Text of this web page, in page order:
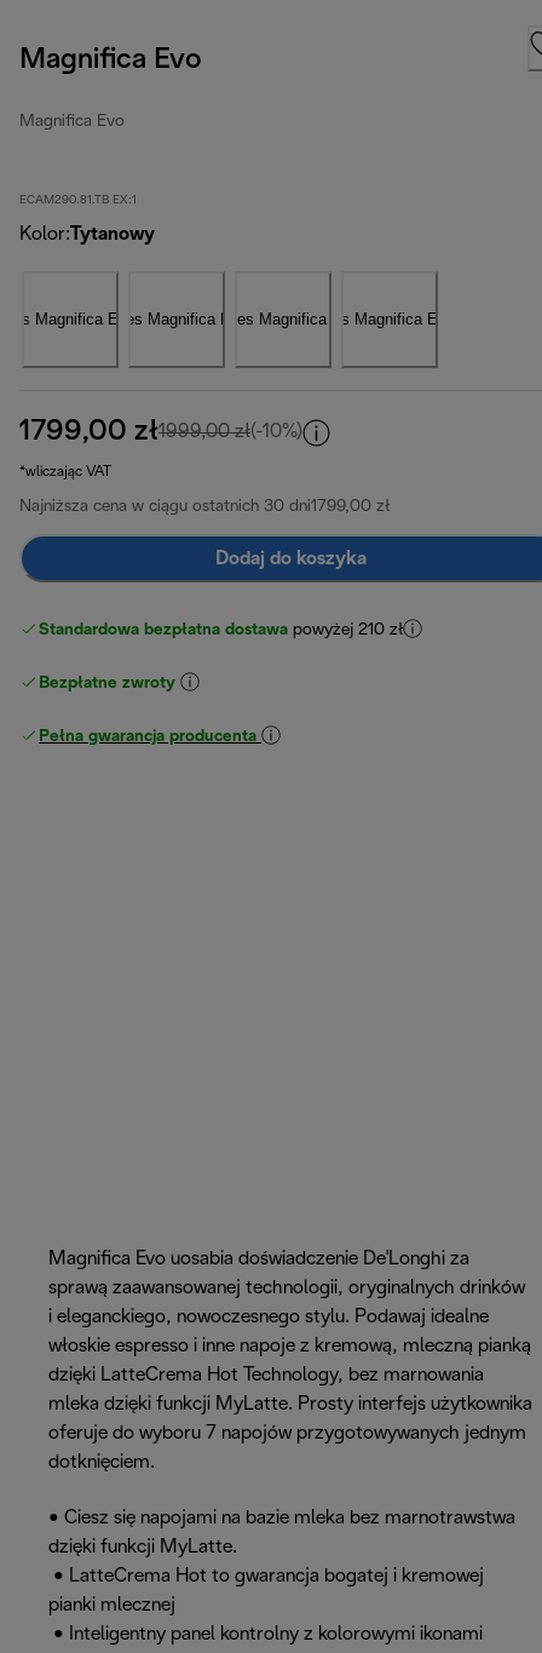
Magnifica Evo
Magnifica Evo
ECAM290.81.TB EX:1
Kolor: Tytanowy
1799,00 zł1999,00 złcena oryginalna 1999,00 zł
(-10%)
*wliczając VAT
Najniższa cena w ciągu ostatnich 30 dni1799,00 zł
Dodaj do koszyka
Standardowa bezpłatna dostawa powyżej 210 zł
Bezpłatne zwroty
Pełna gwarancja producenta
Magnifica Evo uosabia doświadczenie De'Longhi za
sprawą zaawansowanej technologii, oryginalnych drinków
i eleganckiego, nowoczesnego stylu. Podawaj idealne
włoskie espresso i inne napoje z kremową, mleczną pianką
dzięki LatteCrema Hot Technology, bez marnowania
mleka dzięki funkcji MyLatte. Prosty interfejs użytkownika
oferuje do wyboru 7 napojów przygotowywanych jednym
dotknięciem.
• Ciesz się napojami na bazie mleka bez marnotrawstwa
dzięki funkcji MyLatte.
• LatteCrema Hot to gwarancja bogatej i kremowej
pianki mlecznej
• Inteligentny panel kontrolny z kolorowymi ikonami